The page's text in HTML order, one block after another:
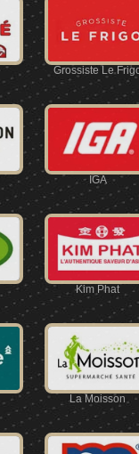
Grossiste Le
IGA
Kim Phat
La Moisson